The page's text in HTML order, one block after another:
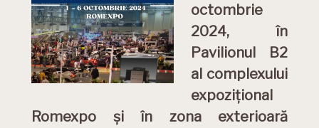
octombrie
2024, în
Pavilionul B2
al complexului
expozițional
Romexpo și în zona exterioară